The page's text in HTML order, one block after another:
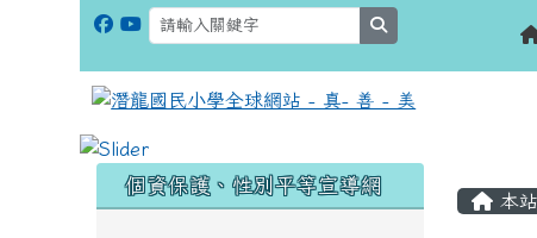
本站
個資保護、性別平等宣導網